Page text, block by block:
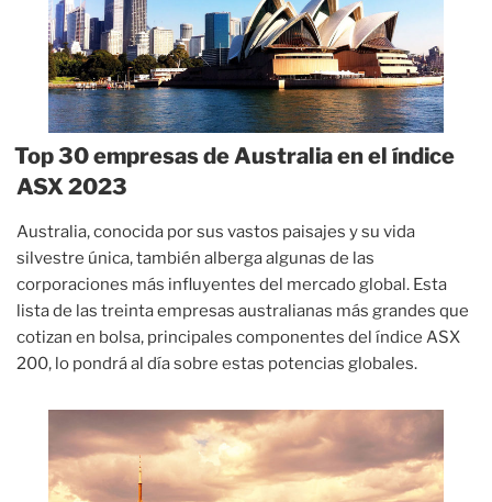
Top 30 empresas de Australia en el índice
ASX 2023
Australia, conocida por sus vastos paisajes y su vida
silvestre única, también alberga algunas de las
corporaciones más influyentes del mercado global. Esta
lista de las treinta empresas australianas más grandes que
cotizan en bolsa, principales componentes del índice ASX
200, lo pondrá al día sobre estas potencias globales.